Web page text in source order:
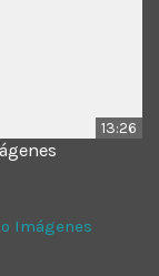
13:26
Imágenes